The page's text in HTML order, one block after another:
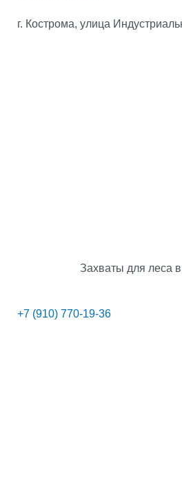
г. Кострома, улица
Захваты для леса
+7 (910) 770-19-36